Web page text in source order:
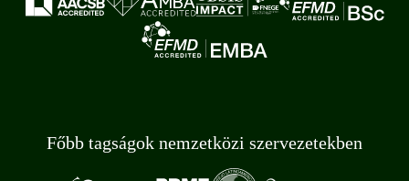
Főbb tagságok nemzetközi szervezetekben